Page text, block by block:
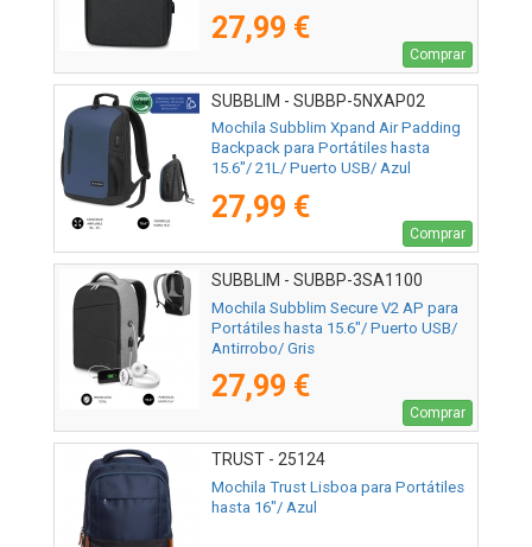
27,99 €
Comprar
SUBBLIM - SUBBP-5NXAP02
Mochila Subblim Xpand Air Padding
Backpack para Portátiles hasta
15.6"/ 21L/ Puerto USB/ Azul
27,99 €
Comprar
SUBBLIM - SUBBP-3SA1100
Mochila Subblim Secure V2 AP para
Portátiles hasta 15.6"/ Puerto USB/
Antirrobo/ Gris
27,99 €
Comprar
TRUST - 25124
Mochila Trust Lisboa para Portátiles
hasta 16"/ Azul